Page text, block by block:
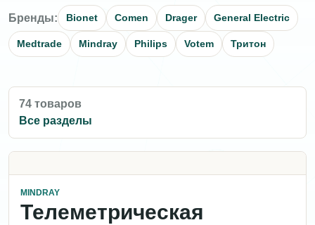
Бренды: Bionet Comen Drager General Electric
Medtrade Mindray Philips Votem Тритон
74 товаров
Все разделы
MINDRAY
Телеметрическая